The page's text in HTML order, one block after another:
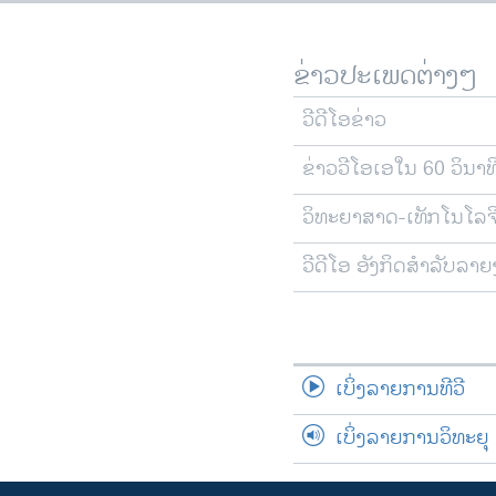
ຂ່າວປະເພດຕ່າງໆ
ວີດີໂອຂ່າວ
ຂ່າວວີໂອເອໃນ 60 ວິນາ
ວິທະຍາສາດ-ເທັກໂນໂລ
ວີດີໂອ ອັງກິດສຳລັບລາຍ
ເບິ່ງລາຍການທີວີ
ເບິ່ງລາຍການວິທະຍຸ